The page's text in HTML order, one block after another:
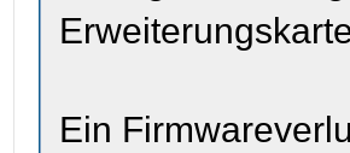
Ein